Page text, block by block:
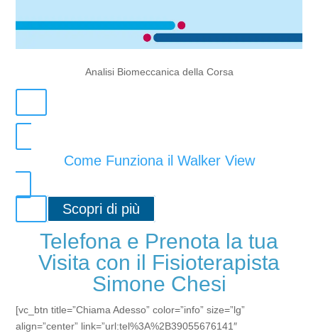
Analisi Biomeccanica della Corsa
Come Funziona il Walker View
Scopri di più
Telefona e Prenota la tua
Visita con il Fisioterapista
Simone Chesi
[vc_btn title=”Chiama Adesso” color=”info” size=”lg”
align=”center” link=”url:tel%3A%2B39055676141″